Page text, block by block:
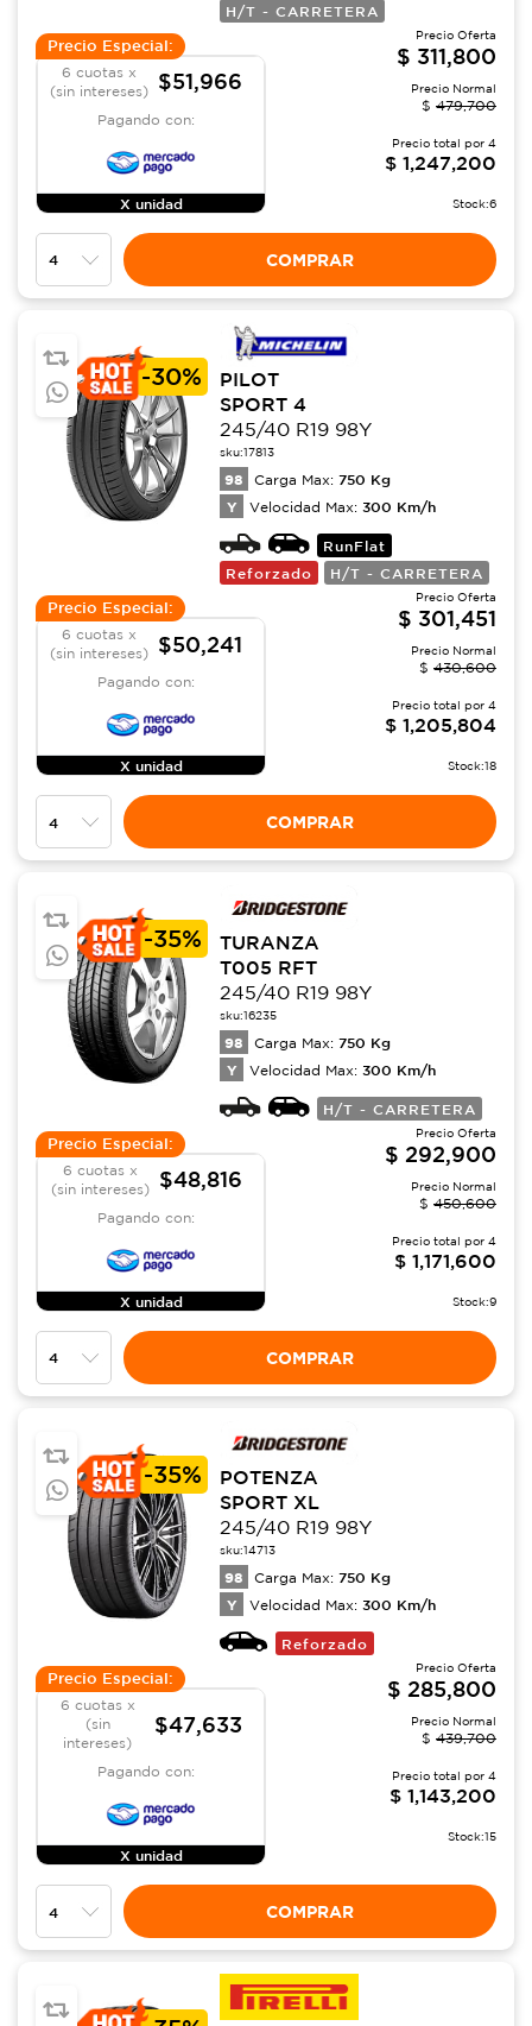
H/T - CARRETERA
Precio Especial:
6 cuotas x
(sin intereses)
$51,966
Pagando con:
X unidad
Precio Oferta
$ 311,800
Precio Normal
$ 479,700
Precio total por 4
$ 1,247,200
Stock:6
COMPRAR
-30%
PILOT
SPORT 4
245/40 R19 98Y
sku:17813
98 Carga Max: 750 Kg
Y Velocidad Max: 300 Km/h
RunFlat
Reforzado
H/T - CARRETERA
Precio Especial:
6 cuotas x
(sin intereses)
$50,241
Pagando con:
X unidad
Precio Oferta
$ 301,451
Precio Normal
$ 430,600
Precio total por 4
$ 1,205,804
Stock:18
COMPRAR
-35%
TURANZA
T005 RFT
245/40 R19 98Y
sku:16235
98 Carga Max: 750 Kg
Y Velocidad Max: 300 Km/h
H/T - CARRETERA
Precio Especial:
6 cuotas x
(sin intereses)
$48,816
Pagando con:
X unidad
Precio Oferta
$ 292,900
Precio Normal
$ 450,600
Precio total por 4
$ 1,171,600
Stock:9
COMPRAR
-35%
POTENZA
SPORT XL
245/40 R19 98Y
sku:14713
98 Carga Max: 750 Kg
Y Velocidad Max: 300 Km/h
Reforzado
Precio Especial:
6 cuotas x
(sin
intereses)
$47,633
Pagando con:
X unidad
Precio Oferta
$ 285,800
Precio Normal
$ 439,700
Precio total por 4
$ 1,143,200
Stock:15
COMPRAR